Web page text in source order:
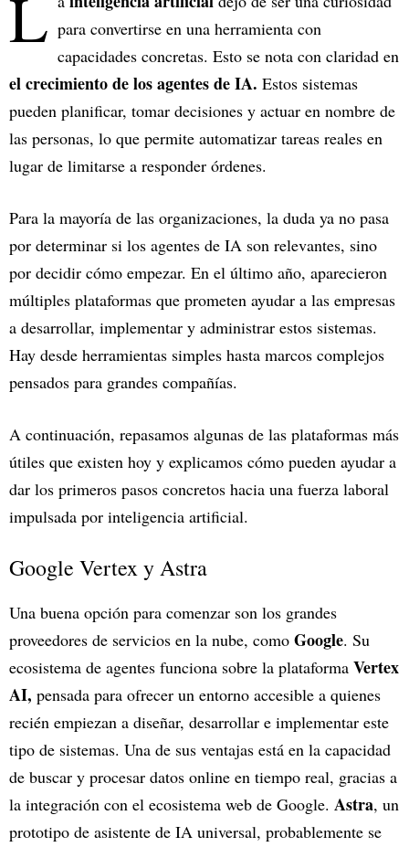
L para convertirse en una herramienta con
capacidades concretas. Esto se nota con claridad en
el crecimiento de los agentes de IA. Estos sistemas
pueden planificar, tomar decisiones y actuar en nombre de
las personas, lo que permite automatizar tareas reales en
lugar de limitarse a responder órdenes.
Para la mayoría de las organizaciones, la duda ya no pasa
por determinar si los agentes de IA son relevantes, sino
por decidir cómo empezar. En el último año, aparecieron
múltiples plataformas que prometen ayudar a las empresas
a desarrollar, implementar y administrar estos sistemas.
Hay desde herramientas simples hasta marcos complejos
pensados para grandes compañías.
A continuación, repasamos algunas de las plataformas más
útiles que existen hoy y explicamos cómo pueden ayudar a
dar los primeros pasos concretos hacia una fuerza laboral
impulsada por inteligencia artificial.
Google Vertex y Astra
Una buena opción para comenzar son los grandes
proveedores de servicios en la nube, como Google. Su
ecosistema de agentes funciona sobre la plataforma Vertex
AI, pensada para ofrecer un entorno accesible a quienes
recién empiezan a diseñar, desarrollar e implementar este
tipo de sistemas. Una de sus ventajas está en la capacidad
de buscar y procesar datos online en tiempo real, gracias a
la integración con el ecosistema web de Google. Astra, un
prototipo de asistente de IA universal, probablemente se